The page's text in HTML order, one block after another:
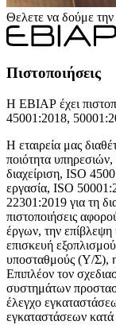
Θελετε να δούμε
Πιστοποιήσεις
Η ΕΒΙΑΡ έχει
45001:2018,
Η εταιρεία μας
ποιότητα
διαχείριση, ISO
εργασία, ISO
22301:2019 για τη
πιστοποιήσεις
έργων, την επίβλεψη
επισκευή
υποσταθμούς (Υ/Σ),
Επιπλέον τον
συστημάτων
έλεγχο
εγκαταστάσεων